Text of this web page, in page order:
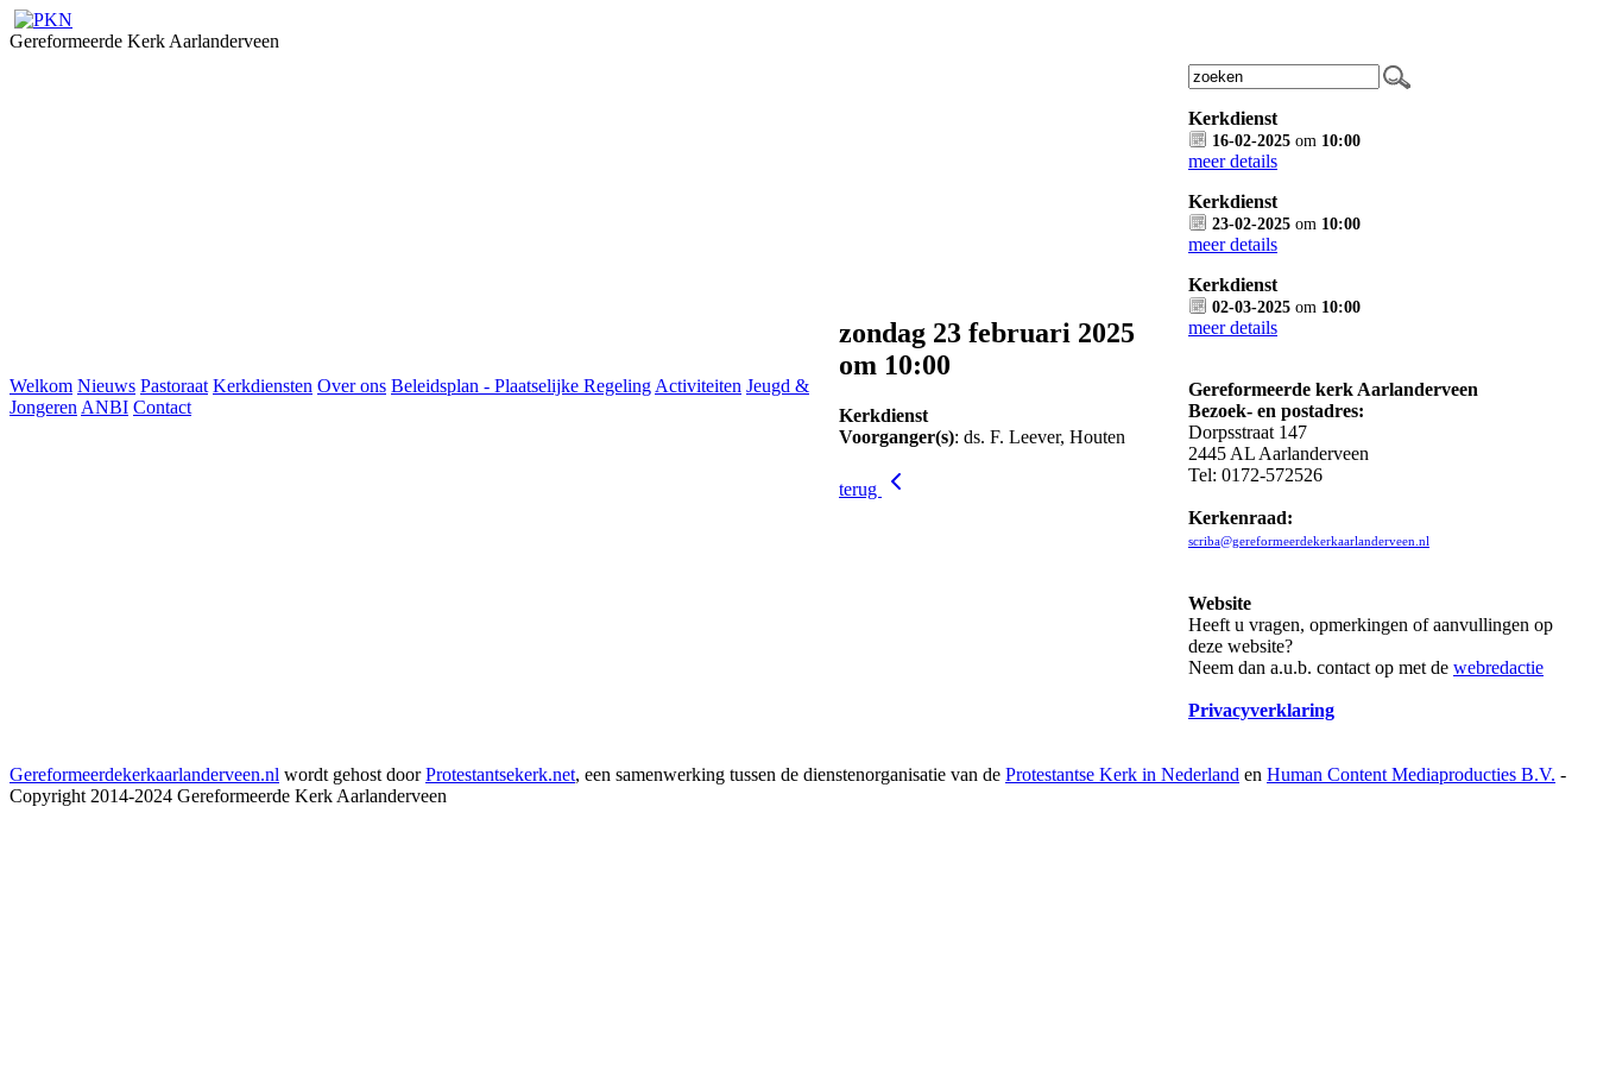
Gereformeerde Kerk Aarlanderveen
Welkom Nieuws Pastoraat Kerkdiensten Over ons Beleidsplan - Plaatselijke Regeling Activiteiten Jeugd &
Jongeren ANBI Contact
zondag 23 februari 2025
om 10:00
Kerkdienst
Voorganger(s): ds. F. Leever, Houten
terug
Kerkdienst
16-02-2025 om 10:00
meer details
Kerkdienst
23-02-2025 om 10:00
meer details
Kerkdienst
02-03-2025 om 10:00
meer details
Gereformeerde kerk Aarlanderveen
Bezoek- en postadres:
Dorpsstraat 147
2445 AL Aarlanderveen
Tel: 0172-572526
Kerkenraad:
scriba@gereformeerdekerkaarlanderveen.nl
Website
Heeft u vragen, opmerkingen of aanvullingen op
deze website?
Neem dan a.u.b. contact op met de webredactie
Privacyverklaring
Gereformeerdekerkaarlanderveen.nl wordt gehost doorProtestantsekerk.net, een samenwerking tussen de dienstenorganisatie van de Protestantse Kerk in Nederland en Human Content Mediaproducties B.V. -
Copyright 2014-2024 Gereformeerde Kerk Aarlanderveen